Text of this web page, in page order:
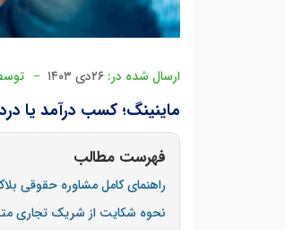
ارسال شده در: ۲۶دی ۱۴۰۳
ماینینگ؛ کسب درآمد یا
فهرست مطالب
راهنمای کامل مشاوره حقوقی
نحوه شکایت از شریک تجاری